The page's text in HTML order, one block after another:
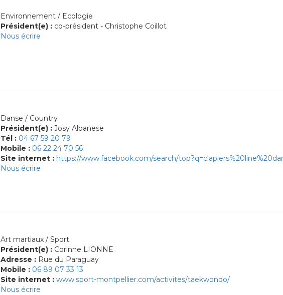
Environnement / Ecologie
Président(e) : co-président - Christophe Coillot
Nous écrire
Danse / Country
Président(e) : Josy Albanese
Tél : 04 67 59 20 79
Mobile : 06 22 24 70 56
Site internet : https://www.facebook.com/search/
Nous écrire
Art martiaux / Sport
Président(e) : Corinne LIONNE
Adresse : Rue du Paraguay
Mobile : 06 89 07 33 13
Site internet : www.sport-montpellier.com/activites/taekwondo/
Nous écrire